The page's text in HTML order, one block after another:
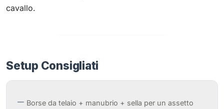
cavallo.
Setup Consigliati
Borse da telaio + manubrio + sella per un assetto